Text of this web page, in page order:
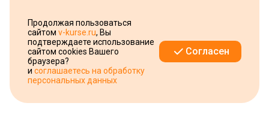
Продолжая пользоваться
сайтом v-kurse.ru, Вы
подтверждаете использование
сайтом cookies Вашего
браузера?
и соглашаетесь на обработку
персональных данных
Согласен